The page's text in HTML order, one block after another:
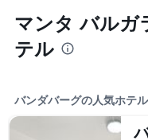
マンタ バルガ
テル
バンダバーグの人気ホテル